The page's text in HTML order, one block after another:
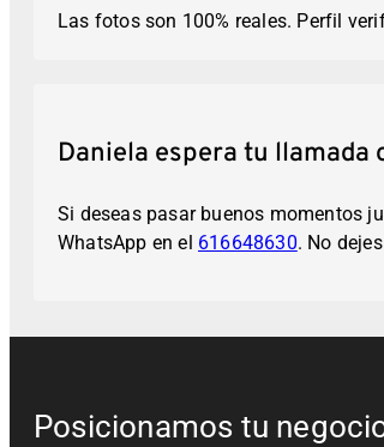
Las fotos son 100% reales. Perfil
Daniela espera tu llamada
Si deseas pasar buenos momentos
WhatsApp en el 616648630. No
Posicionamos tu